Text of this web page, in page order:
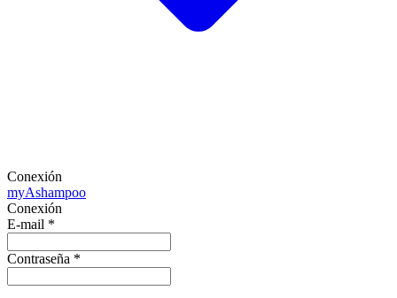
Conexión
myAshampoo
Conexión
E-mail *
Contraseña *